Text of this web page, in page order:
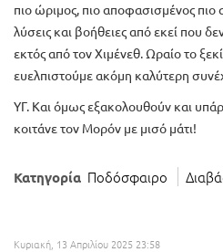
πιο ώριμος, πιο αποφασισμένος πιο
λύσεις και βοήθειες από εκεί που
εκτός από τον Χιμένεθ. Ωραίο το
ευελπιστούμε ακόμη καλύτερη
ΥΓ. Και όμως εξακολουθούν και
κοιτάνε τον Μορόν με μισό μάτι!
Κατηγορία Ποδόσφαιρο
Κυριακή, 13 Απριλίου 2025 23:58